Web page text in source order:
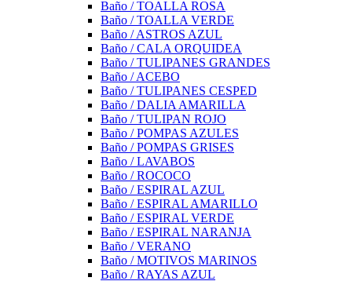
Baño / TOALLA ROSA
Baño / TOALLA VERDE
Baño / ASTROS AZUL
Baño / CALA ORQUIDEA
Baño / TULIPANES GRANDES
Baño / ACEBO
Baño / TULIPANES CESPED
Baño / DALIA AMARILLA
Baño / TULIPAN ROJO
Baño / POMPAS AZULES
Baño / POMPAS GRISES
Baño / LAVABOS
Baño / ROCOCO
Baño / ESPIRAL AZUL
Baño / ESPIRAL AMARILLO
Baño / ESPIRAL VERDE
Baño / ESPIRAL NARANJA
Baño / VERANO
Baño / MOTIVOS MARINOS
Baño / RAYAS AZUL